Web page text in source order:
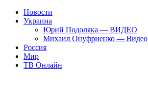
Новости
Украина
Юрий Подоляка — ВИДЕО
Михаил Онуфриенко — Видео
Россия
Мир
ТВ Онлайн